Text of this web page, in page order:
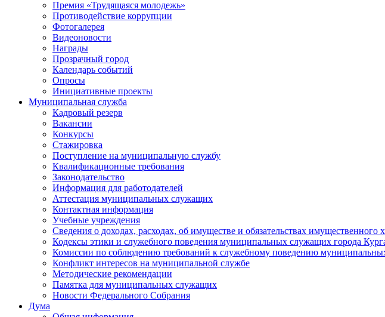
Премия «Трудящаяся молодежь»
Противодействие коррупции
Фотогалерея
Видеоновости
Награды
Прозрачный город
Календарь событий
Опросы
Инициативные проекты
Муниципальная служба
Кадровый резерв
Вакансии
Конкурсы
Стажировка
Поступление на муниципальную службу
Квалификационные требования
Законодательство
Информация для работодателей
Аттестация муниципальных служащих
Контактная информация
Учебные учреждения
Сведения о доходах, расходах, об имуществе и обязательствах имущественного
Кодексы этики и служебного поведения муниципальных служащих города
Комиссии по соблюдению требований к служебному поведению
Конфликт интересов на муниципальной службе
Методические рекомендации
Памятка для муниципальных служащих
Новости Федерального Cобрания
Дума